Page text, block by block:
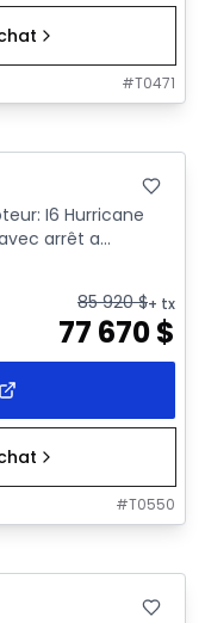
#T0471
I6 Hurricane
arrêt a...
85 920$+ tx
77 670$
#T0550